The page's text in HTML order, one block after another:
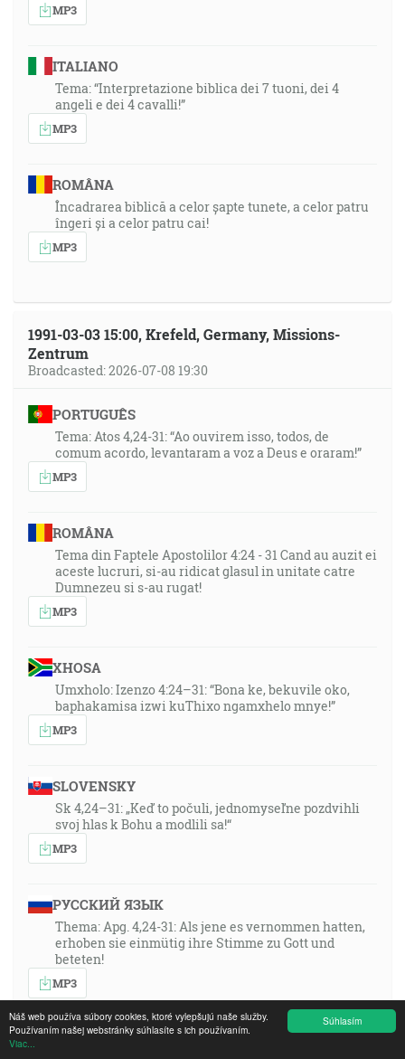
Súhlasím
Náš web používa súbory cookies, ktoré vylepšujú naše služby.
Používaním našej webstránky súhlasíte s ich používaním.
Viac...
MP3
ITALIANO
Tema: “Interpretazione biblica dei 7 tuoni, dei 4
angeli e dei 4 cavalli!”
MP3
ROMÂNA
Încadrarea biblică a celor șapte tunete, a celor patru
îngeri și a celor patru cai!
MP3
1991-03-03 15:00, Krefeld, Germany, Missions-
Zentrum
Broadcasted: 2026-07-08 19:30
PORTUGUÊS
Tema: Atos 4,24-31: “Ao ouvirem isso, todos, de
comum acordo, levantaram a voz a Deus e oraram!”
MP3
ROMÂNA
Tema din Faptele Apostolilor 4:24 - 31 Cand au auzit ei
aceste lucruri, si-au ridicat glasul in unitate catre
Dumnezeu si s-au rugat!
MP3
XHOSA
Umxholo: Izenzo 4:24–31: “Bona ke, bekuvile oko,
baphakamisa izwi kuThixo ngamxhelo mnye!”
MP3
SLOVENSKY
Sk 4,24–31: „Keď to počuli, jednomyseľne pozdvihli
svoj hlas k Bohu a modlili sa!“
MP3
РУССКИЙ ЯЗЫК
Thema: Apg. 4,24-31: Als jene es vernommen hatten,
erhoben sie einmütig ihre Stimme zu Gott und
beteten!
MP3
FRANÇAIS